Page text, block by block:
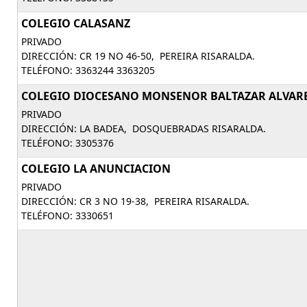
COLEGIO CALASANZ
PRIVADO
DIRECCIÓN: CR 19 NO 46-50, PEREIRA RISARALDA.
TELÉFONO: 3363244 3363205
COLEGIO DIOCESANO MONSENOR BALTAZAR
PRIVADO
DIRECCIÓN: LA BADEA, DOSQUEBRADAS RISARALDA.
TELÉFONO: 3305376
COLEGIO LA ANUNCIACION
PRIVADO
DIRECCIÓN: CR 3 NO 19-38, PEREIRA RISARALDA.
TELÉFONO: 3330651